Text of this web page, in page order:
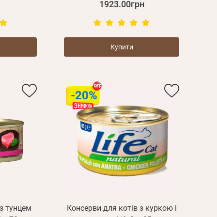
1923.00грн
Купити
тунцем
-20%
Консерви для котів з куркою і
пароль
Зареєструватися